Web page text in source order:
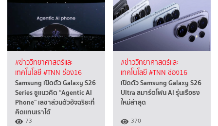
#ข่าววิทยาศาสตร์และ
เทคโนโลยี#TNN ช่อง16
Samsung เปิดตัว Galaxy S26
Series ชูแนวคิด “Agentic AI
Phone” เลขาส่วนตัวอัจฉริยะที่
คิดแทนเราได้
73
#ข่าววิทยาศาสตร์และ
เทคโนโลยี#TNN ช่อง16
เปิดตัว Samsung Galaxy S26
Ultra สมาร์ตโฟน AI รุ่นเรือธง
ใหม่ล่าสุด
370